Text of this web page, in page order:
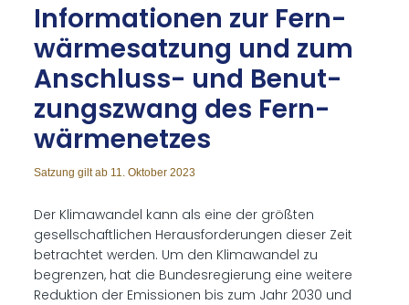
In­for­ma­tio­nen zur Fern­
wär­me­sat­zung und zum
An­schluss- und Be­nut­
zungs­zwang des Fern­
wär­me­net­zes
Satzung gilt ab 11. Oktober 2023
Der Klimawandel kann als eine der größten
gesellschaftlichen Herausforderungen dieser Zeit
betrachtet werden. Um den Klimawandel zu
begrenzen, hat die Bundesregierung eine weitere
Reduktion der Emissionen bis zum Jahr 2030 und